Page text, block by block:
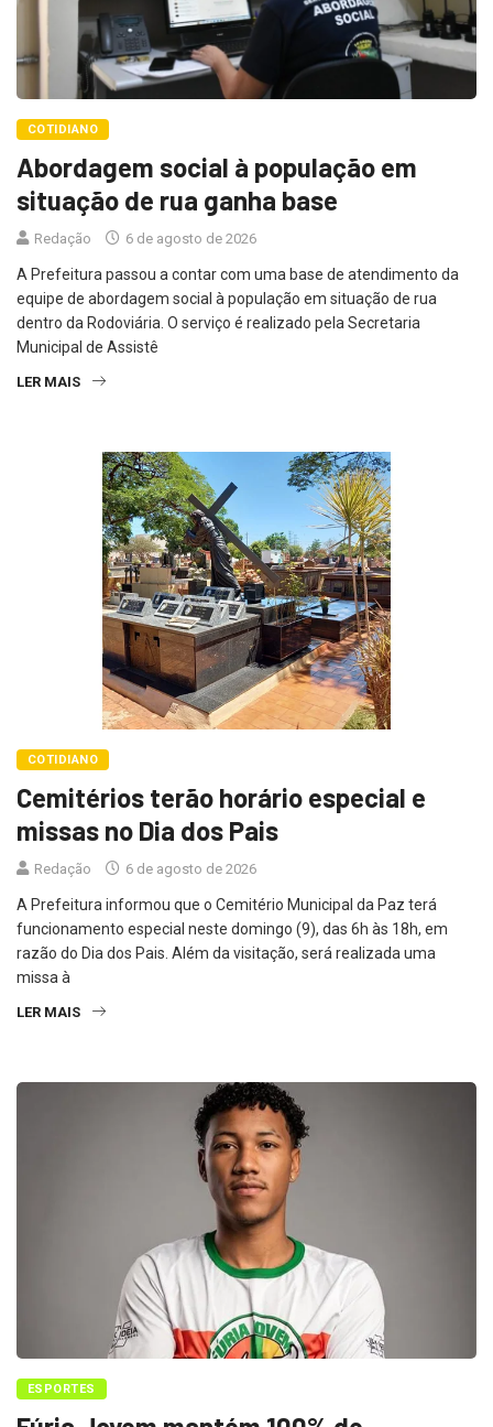
COTIDIANO
Abordagem social à população em
situação de rua ganha base
Redação 6 de agosto de 2026
A Prefeitura passou a contar com uma base de atendimento da
equipe de abordagem social à população em situação de rua
dentro da Rodoviária. O serviço é realizado pela Secretaria
Municipal de Assistê
LER MAIS
COTIDIANO
Cemitérios terão horário especial e
missas no Dia dos Pais
Redação 6 de agosto de 2026
A Prefeitura informou que o Cemitério Municipal da Paz terá
funcionamento especial neste domingo (9), das 6h às 18h, em
razão do Dia dos Pais. Além da visitação, será realizada uma
missa à
LER MAIS
ESPORTES